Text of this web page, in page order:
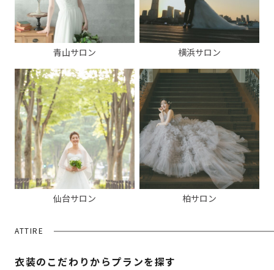
青山サロン 横浜サロン
仙台サロン 柏サロン
ATTIRE
衣装のこだわりからプランを探す